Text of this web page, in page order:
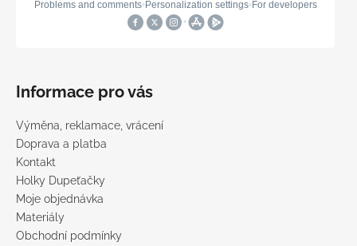
Informace pro vás
Výměna, reklamace, vrácení
Doprava a platba
Kontakt
Holky Dupeťačky
Moje objednávka
Materiály
Obchodní podmínky